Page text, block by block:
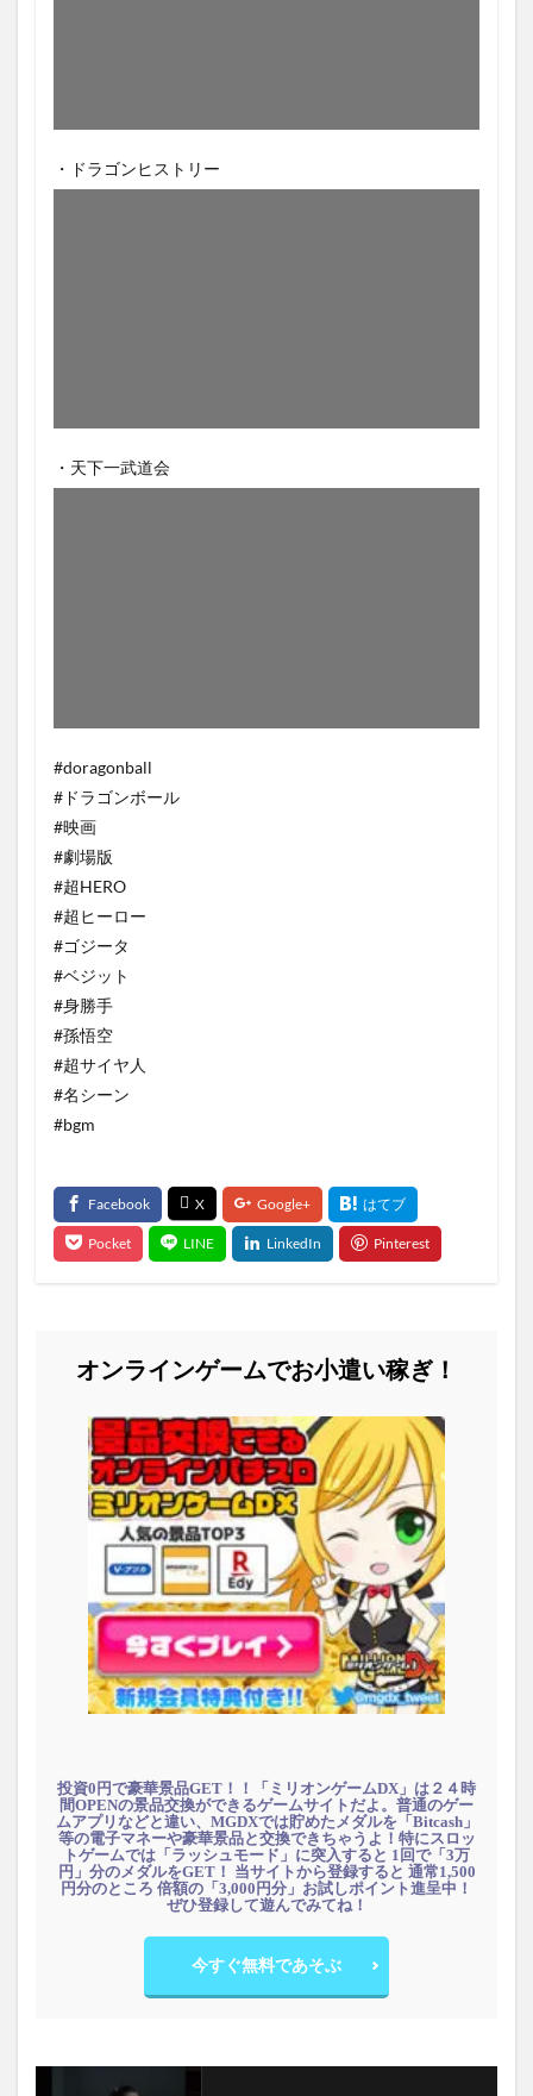
・ドラゴンヒストリー
・天下一武道会
#doragonball
#ドラゴンボール
#映画
#劇場版
#超HERO
#超ヒーロー
#ゴジータ
#ベジット
#身勝手
#孫悟空
#超サイヤ人
#名シーン
#bgm
オンラインゲームでお小遣い稼ぎ！
投資0円で豪華景品GET！！「ミリオンゲームDX」は２４時
間OPENの景品交換ができるゲームサイトだよ。普通のゲー
ムアプリなどと違い、MGDXでは貯めたメダルを「Bitcash」
等の電子マネーや豪華景品と交換できちゃうよ！特にスロッ
トゲームでは「ラッシュモード」に突入すると 1回で「3万
円」分のメダルをGET！ 当サイトから登録すると 通常1,500
円分のところ 倍額の「3,000円分」お試しポイント進呈中！
ぜひ登録して遊んでみてね！
今すぐ無料であそぶ